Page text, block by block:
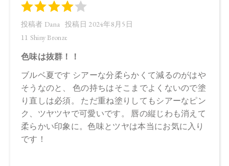
ー油、ベルガモット果皮油、ニオイテンジクアオイ油、アオ
モジ果実油、イランイラン花油、ミツロウ、トコフェロー
ル、水酸化Al、マイカ、酸化チタン、ホウケイ酸（Ca／
・12 Cherry Swing
トリイソステアリン酸ポリグリセリル－2、トリ（カプリル酸
／カプリン酸）グリセリル、ダイマージリノール酸（フィト
ステリル／イソステアリル／セチル／ステアリル／ベヘニ
ル）、スクワラン、ダイマージリノール酸水添ヒマシ油、ヒ
マワリ種子ロウ、シリカ、キャンデリラロウエキス、キャン
デリラロウ炭化水素、セスキイソステアリン酸ソルビタン、